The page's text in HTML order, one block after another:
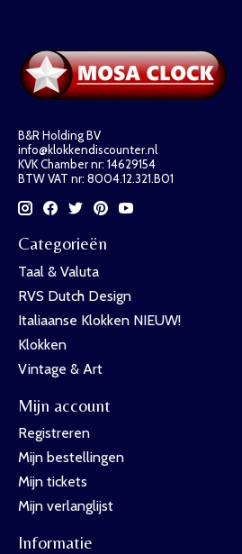
B&R Holding BV
info@klokkendiscounter.nl
KVK Chamber nr: 14629154
BTW VAT nr: 8004.12.321.B01
Categorieën
Taal & Valuta
RVS Dutch Design
Italiaanse Klokken NIEUW!
Klokken
Vintage & Art
Mijn account
Registreren
Mijn bestellingen
Mijn tickets
Mijn verlanglijst
Informatie